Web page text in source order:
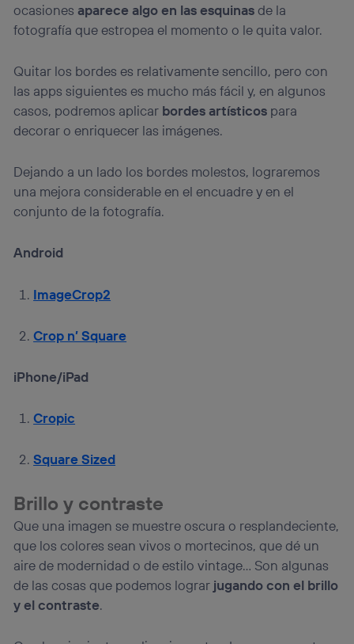
ocasiones aparece algo en las esquinasde la
fotografía que estropea el momento o le quita valor.
Quitar los bordes es relativamente sencillo, pero con
las apps siguientes es mucho más fácil y, en algunos
casos, podremos aplicar bordes artísticos para
decorar o enriquecer las imágenes.
Dejando a un lado los bordes molestos, lograremos
una mejora considerable en el encuadre y en el
conjunto de la fotografía.
Android
ImageCrop2
Crop n’ Square
iPhone/iPad
Cropic
Square Sized
Brillo y contraste
Que una imagen se muestre oscura o resplandeciente,
que los colores sean vivos o mortecinos, que dé un
aire de modernidad o de estilo vintage… Son algunas
de las cosas que podemos lograr jugando con el brillo
y el contraste.